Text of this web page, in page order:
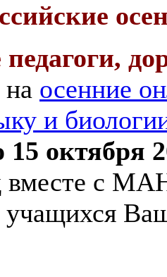
осенние
и
15 октября
вместе с
учащихся